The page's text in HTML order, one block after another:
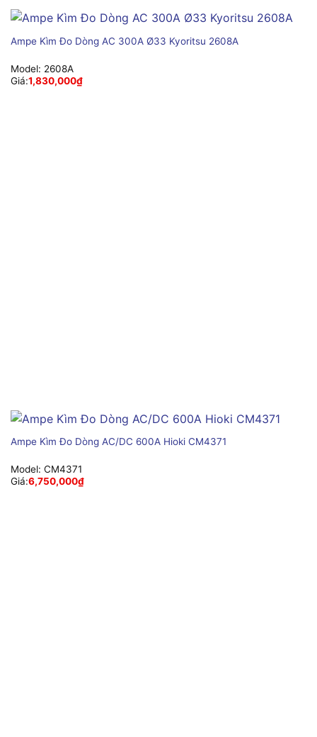
Ampe Kìm Đo Dòng AC 300A Ø33 Kyoritsu 2608A
Model: 2608A
Giá:1,830,000₫
Ampe Kìm Đo Dòng AC/DC 600A Hioki CM4371
Model: CM4371
Giá:6,750,000₫